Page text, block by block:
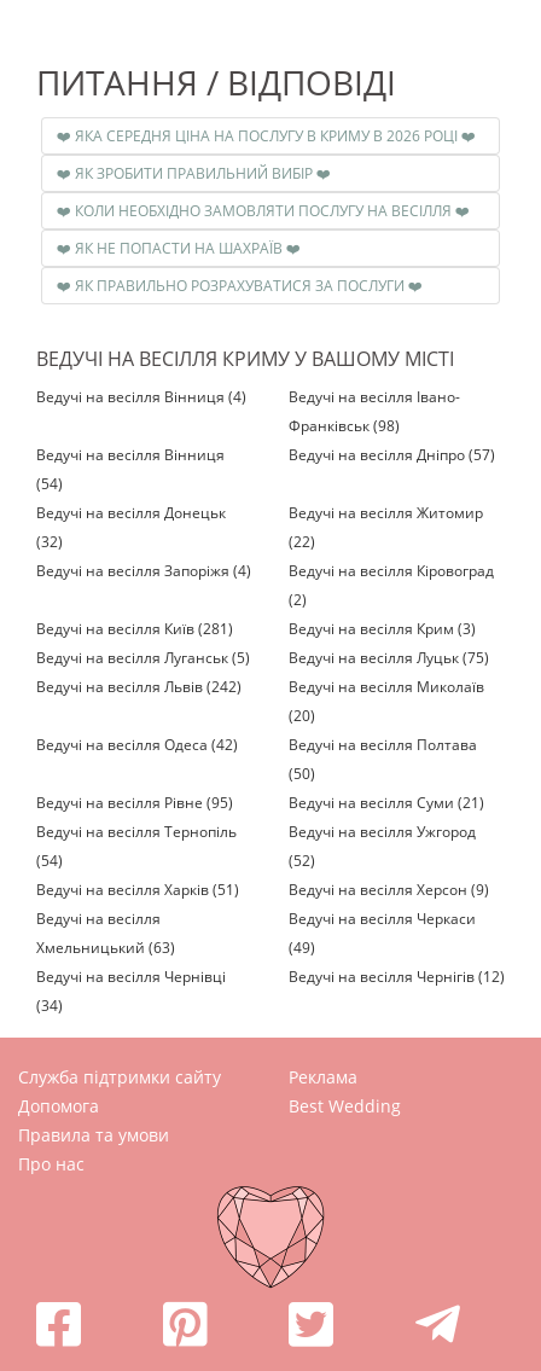
ПИТАННЯ / ВІДПОВІДІ
❤️ ЯКА СЕРЕДНЯ ЦІНА НА ПОСЛУГУ В КРИМУ В 2026 РОЦІ ❤️
❤️ ЯК ЗРОБИТИ ПРАВИЛЬНИЙ ВИБІР ❤️
❤️ КОЛИ НЕОБХІДНО ЗАМОВЛЯТИ ПОСЛУГУ НА ВЕСІЛЛЯ ❤️
❤️ ЯК НЕ ПОПАСТИ НА ШАХРАЇВ ❤️
❤️ ЯК ПРАВИЛЬНО РОЗРАХУВАТИСЯ ЗА ПОСЛУГИ ❤️
ВЕДУЧІ НА ВЕСІЛЛЯ КРИМУ У ВАШОМУ МІСТІ
Ведучі на весілля Вінниця (4)
Ведучі на весілля Івано-
Франківськ (98)
Ведучі на весілля Вінниця
(54)
Ведучі на весілля Дніпро (57)
Ведучі на весілля Донецьк
(32)
Ведучі на весілля Житомир
(22)
Ведучі на весілля Запоріжя (4)
Ведучі на весілля Кіровоград
(2)
Ведучі на весілля Київ (281)
Ведучі на весілля Крим (3)
Ведучі на весілля Луганськ (5)
Ведучі на весілля Луцьк (75)
Ведучі на весілля Львів (242)
Ведучі на весілля Миколаїв
(20)
Ведучі на весілля Одеса (42)
Ведучі на весілля Полтава
(50)
Ведучі на весілля Рівне (95)
Ведучі на весілля Суми (21)
Ведучі на весілля Тернопіль
(54)
Ведучі на весілля Ужгород
(52)
Ведучі на весілля Харків (51)
Ведучі на весілля Херсон (9)
Ведучі на весілля
Хмельницький (63)
Ведучі на весілля Черкаси
(49)
Ведучі на весілля Чернівці
(34)
Ведучі на весілля Чернігів (12)
Служба підтримки сайту
Допомога
Правила та умови
Про нас
Реклама
Best Wedding